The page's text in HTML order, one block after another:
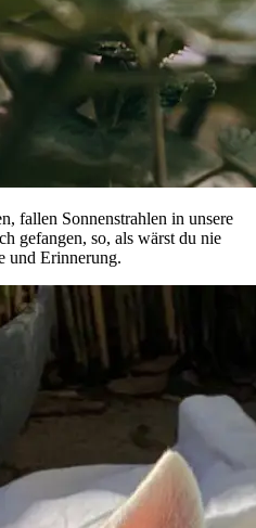
fallen Sonnenstrahlen in unsere
gefangen, so, als wärst du nie
und Erinnerung.